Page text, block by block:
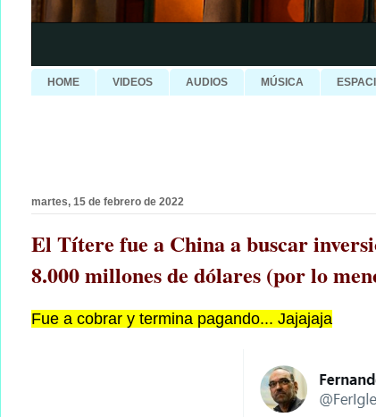
HOME VIDEOS AUDIOS MÚSICA
martes, 15 de febrero de 2022
El Títere fue a China a buscar
8.000 millones de dólares (por lo
Fue a cobrar y termina pagando... Jajajaja